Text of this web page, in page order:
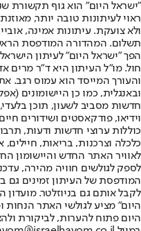
"ישראל היום" הוא גוף תקשורת
ראוי לעיתונות טובה יותר,
ולא צועקת. עיתונות אמינה,
הפך "ישראל היום" לעיתון
חול. מו"ל העיתון היא ד"ר מרים
והעורך המייסד הוא עמוס רגב.
חדשות מסביב לשעון, תוכן
וידיאו, פודקאסטים ושידורים
כוללות ערוצי חדשות ודעות,
לאוויר האתר החדש והיישומון
לספק לגולשים חוויה מהירה,
המודפסת של העיתון זמינים גם
לקבל אותם גם בניוזלטר.
היום" מציע לגולשי האתר הנחות
היום פתוח להערות, לביקורת